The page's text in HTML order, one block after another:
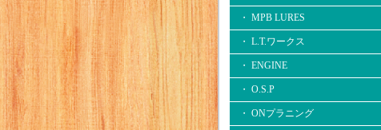
・ MPB LURES
・ L.T.ワークス
・ ENGINE
・ O.S.P
・ ONプラニング